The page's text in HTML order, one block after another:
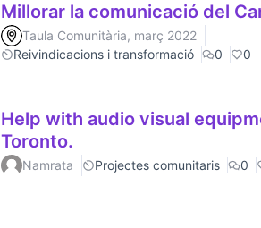
Millorar la comunicació del
Taula Comunitària, març 2022
Reivindicacions i transformació
0 0
Help with audio visual
Toronto.
Namrata Projectes comunitaris 0